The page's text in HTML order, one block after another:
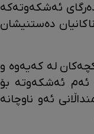
ئەشکەوتەکە
دەستنیشان
کچەکان لە کەیەوە و
ئەم ئەشکەوتە بۆ
ئەو ناوچانە